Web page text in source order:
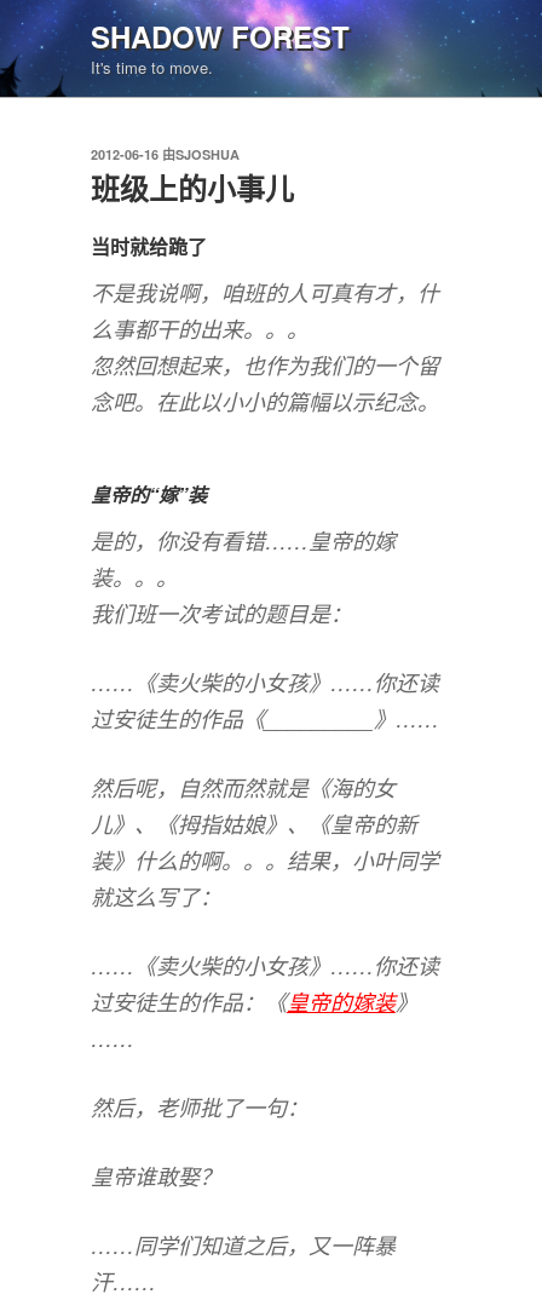
至
内
容
SHADOW FOREST
It's time to move.
发
布
于
2012-06-16由SJOSHUA
班级上的小事儿
当时就给跪了
不是我说啊，咱班的人可真有才，什
么事都干的出来。。。
忽然回想起来，也作为我们的一个留
念吧。在此以小小的篇幅以示纪念。
皇帝的“嫁”装
是的，你没有看错……皇帝的嫁
装。。。
我们班一次考试的题目是：
……《卖火柴的小女孩》……你还读
过安徒生的作品《_________》……
然后呢，自然而然就是《海的女
儿》、《拇指姑娘》、《皇帝的新
装》什么的啊。。。结果，小叶同学
就这么写了：
……《卖火柴的小女孩》……你还读
过安徒生的作品：《皇帝的嫁装》
……
然后，老师批了一句：
皇帝谁敢娶？
……同学们知道之后，又一阵暴
汗……